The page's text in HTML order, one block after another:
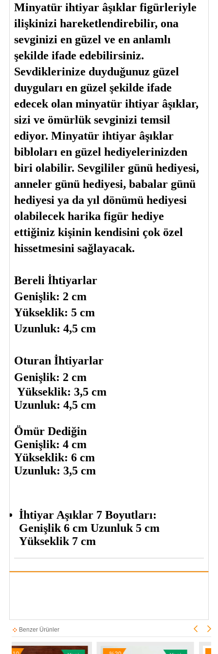
Minyatür ihtiyar âşıklar figürleriyle
ilişkinizi hareketlendirebilir, ona
sevginizi en güzel ve en anlamlı
şekilde ifade edebilirsiniz.
Sevdiklerinize duyduğunuz güzel
duyguları en güzel şekilde ifade
edecek olan minyatür ihtiyar âşıklar,
sizi ve ömürlük sevginizi temsil
ediyor. Minyatür ihtiyar âşıklar
bibloları en güzel hediyelerinizden
biri olabilir. Sevgililer günü hediyesi,
anneler günü hediyesi, babalar günü
hediyesi ya da yıl dönümü hediyesi
olabilecek harika figür hediye
ettiğiniz kişinin kendisini çok özel
hissetmesini sağlayacak.
Bereli İhtiyarlar
Genişlik: 2 cm
Yükseklik: 5 cm
Uzunluk: 4,5 cm
Oturan İhtiyarlar
Genişlik: 2 cm
Yükseklik: 3,5 cm
Uzunluk: 4,5 cm
Ömür Dediğin
Genişlik: 4 cm
Yükseklik: 6 cm
Uzunluk: 3,5 cm
İhtiyar Aşıklar 7 Boyutları:
Genişlik 6 cm Uzunluk 5 cm
Yükseklik 7 cm
Benzer Ürünler